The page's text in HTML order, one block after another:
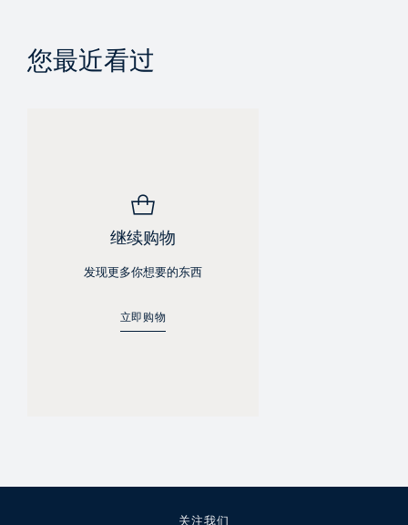
您最近看过
继续购物
发现更多你想要的东西
立即购物
关注我们